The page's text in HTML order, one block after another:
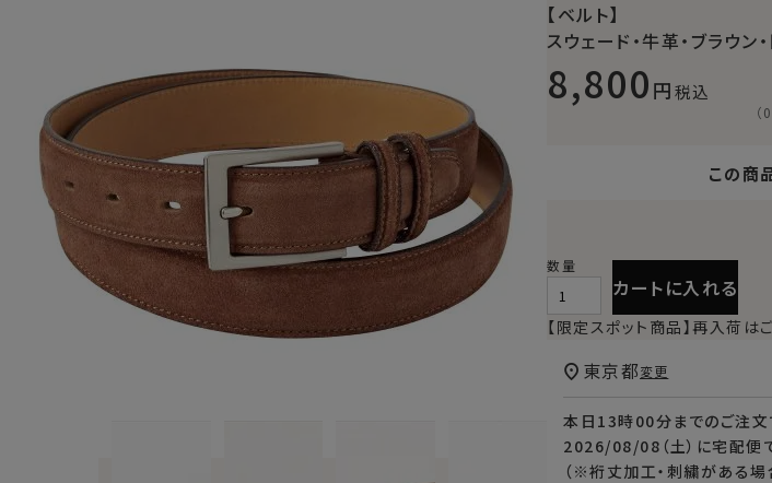
【ベルト】
スウェード・牛革・ブラウン
8,800 税込
（
この商
カートに入れる
【限定スポット商品】再入荷は
本日 13時00分 までのご注文
2026/08/08（土） に宅配便
（※裄丈加工・刺繍がある場
東京都変更